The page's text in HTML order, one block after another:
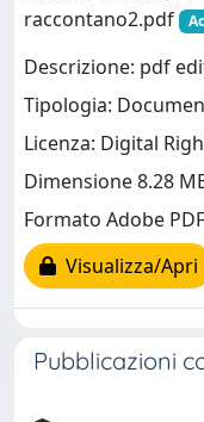
raccontano2.pdf
Descrizione: pdf
Tipologia:
Licenza: Digital
Dimensione 8.28
Formato Adobe PDF
Visualizza/Apri
Pubblicazioni